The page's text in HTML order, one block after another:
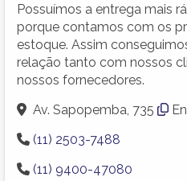
Possuímos a entrega mais
porque contamos com os
estoque. Assim
relação tanto com nossos
nossos fornecedores.
Av. Sapopemba, 735
(11) 2503-7488
(11) 9400-47080